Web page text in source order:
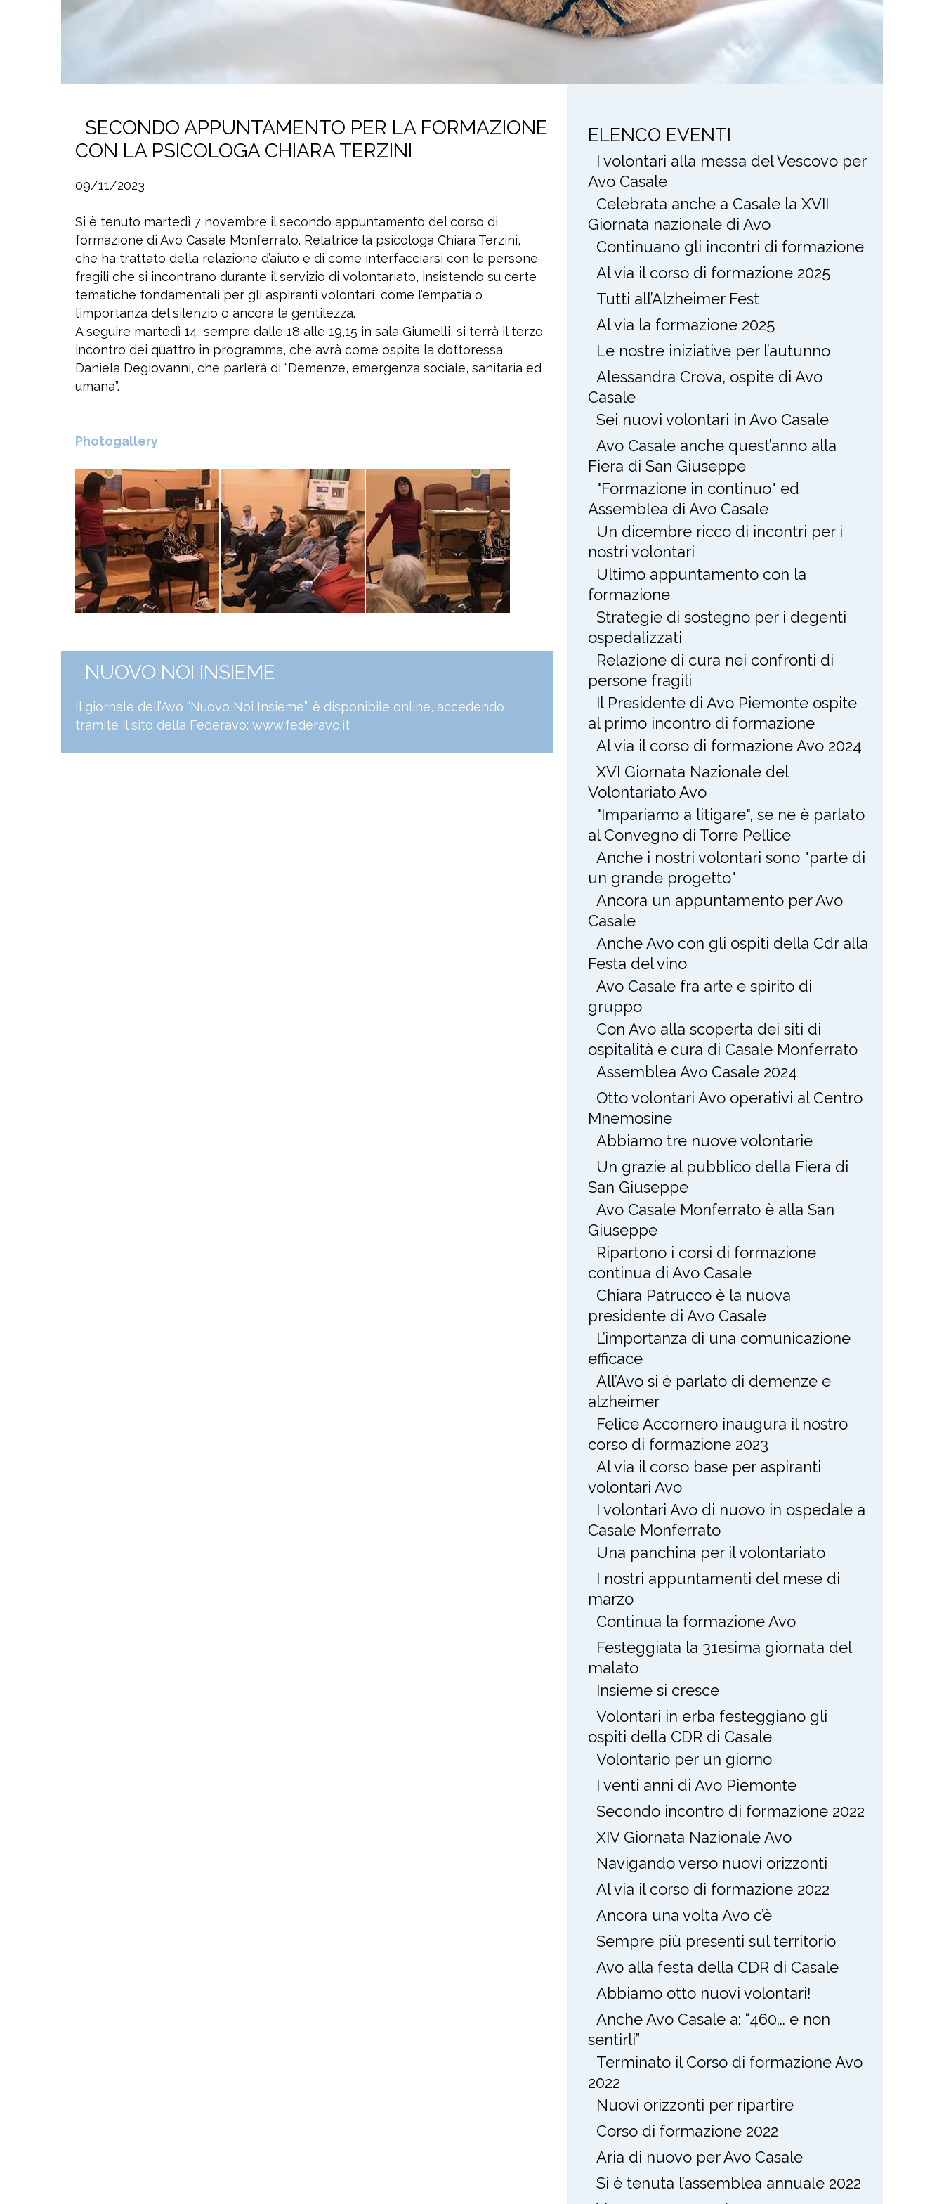
SECONDO APPUNTAMENTO PER LA FORMAZIONE
CON LA PSICOLOGA CHIARA TERZINI
09/11/2023
Si è tenuto martedì 7 novembre il secondo appuntamento del corso di
formazione di Avo Casale Monferrato. Relatrice la psicologa Chiara Terzini,
che ha trattato della relazione d’aiuto e di come interfacciarsi con le persone
fragili che si incontrano durante il servizio di volontariato, insistendo su certe
tematiche fondamentali per gli aspiranti volontari, come l’empatia o
l’importanza del silenzio o ancora la gentilezza.
A seguire martedì 14, sempre dalle 18 alle 19,15 in sala Giumelli, si terrà il terzo
incontro dei quattro in programma, che avrà come ospite la dottoressa
Daniela Degiovanni, che parlerà di “Demenze, emergenza sociale, sanitaria ed
umana”.
Photogallery
NUOVO NOI INSIEME
Il giornale dell’Avo “Nuovo Noi Insieme”, è disponibile online, accedendo
tramite il sito della Federavo: www.federavo.it
ELENCO EVENTI
I volontari alla messa del Vescovo per
Avo Casale
Celebrata anche a Casale la XVII
Giornata nazionale di Avo
Continuano gli incontri di formazione
Al via il corso di formazione 2025
Tutti all’Alzheimer Fest
Al via la formazione 2025
Le nostre iniziative per l’autunno
Alessandra Crova, ospite di Avo
Casale
Sei nuovi volontari in Avo Casale
Avo Casale anche quest’anno alla
Fiera di San Giuseppe
"Formazione in continuo" ed
Assemblea di Avo Casale
Un dicembre ricco di incontri per i
nostri volontari
Ultimo appuntamento con la
formazione
Strategie di sostegno per i degenti
ospedalizzati
Relazione di cura nei confronti di
persone fragili
Il Presidente di Avo Piemonte ospite
al primo incontro di formazione
Al via il corso di formazione Avo 2024
XVI Giornata Nazionale del
Volontariato Avo
"Impariamo a litigare", se ne è parlato
al Convegno di Torre Pellice
Anche i nostri volontari sono "parte di
un grande progetto"
Ancora un appuntamento per Avo
Casale
Anche Avo con gli ospiti della Cdr alla
Festa del vino
Avo Casale fra arte e spirito di
gruppo
Con Avo alla scoperta dei siti di
ospitalità e cura di Casale Monferrato
Assemblea Avo Casale 2024
Otto volontari Avo operativi al Centro
Mnemosine
Abbiamo tre nuove volontarie
Un grazie al pubblico della Fiera di
San Giuseppe
Avo Casale Monferrato è alla San
Giuseppe
Ripartono i corsi di formazione
continua di Avo Casale
Chiara Patrucco è la nuova
presidente di Avo Casale
L’importanza di una comunicazione
efficace
All’Avo si è parlato di demenze e
alzheimer
Felice Accornero inaugura il nostro
corso di formazione 2023
Al via il corso base per aspiranti
volontari Avo
I volontari Avo di nuovo in ospedale a
Casale Monferrato
Una panchina per il volontariato
I nostri appuntamenti del mese di
marzo
Continua la formazione Avo
Festeggiata la 31esima giornata del
malato
Insieme si cresce
Volontari in erba festeggiano gli
ospiti della CDR di Casale
Volontario per un giorno
I venti anni di Avo Piemonte
Secondo incontro di formazione 2022
XIV Giornata Nazionale Avo
Navigando verso nuovi orizzonti
Al via il corso di formazione 2022
Ancora una volta Avo c’è
Sempre più presenti sul territorio
Avo alla festa della CDR di Casale
Abbiamo otto nuovi volontari!
Anche Avo Casale a: “460... e non
sentirli”
Terminato il Corso di formazione Avo
2022
Nuovi orizzonti per ripartire
Corso di formazione 2022
Aria di nuovo per Avo Casale
Si è tenuta l’assemblea annuale 2022